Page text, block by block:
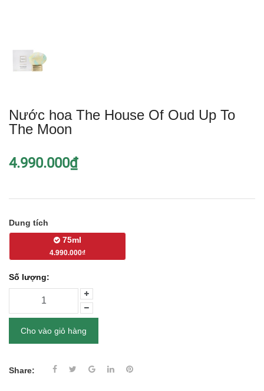
Nước hoa The House Of Oud Up To
The Moon
4.990.000₫
Dung tích
75ml
4.990.000₫
Số lượng:
Cho vào giỏ hàng
Share: